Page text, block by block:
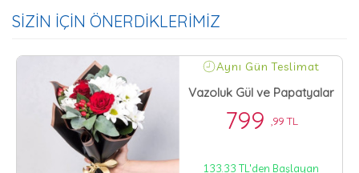
SİZİN İÇİN ÖNERDİKLERİMİZ
Aynı Gün Teslimat
Vazoluk Gül ve Papatyalar
799 ,99 TL
133.33 TL'den Başlayan